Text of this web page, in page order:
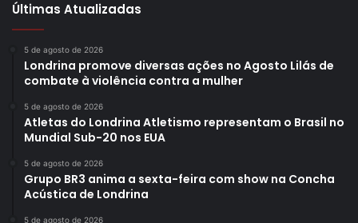
Últimas Atualizadas
5 de agosto de 2026
Londrina promove diversas ações no Agosto Lilás de
combate à violência contra a mulher
5 de agosto de 2026
Atletas do Londrina Atletismo representam o Brasil no
Mundial Sub-20 nos EUA
5 de agosto de 2026
Grupo BR3 anima a sexta-feira com show na Concha
Acústica de Londrina
5 de agosto de 2026